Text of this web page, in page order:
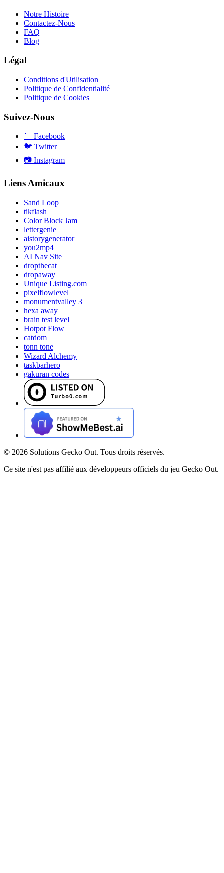
Notre Histoire
Contactez-Nous
FAQ
Blog
Légal
Conditions d'Utilisation
Politique de Confidentialité
Politique de Cookies
Suivez-Nous
📘 Facebook
🐦 Twitter
📷 Instagram
Liens Amicaux
Sand Loop
tikflash
Color Block Jam
lettergenie
aistorygenerator
you2mp4
AI Nav Site
dropthecat
dropaway
Unique Listing.com
pixelflowlevel
monumentvalley 3
hexa away
brain test level
Hotpot Flow
catdom
tonn tone
Wizard Alchemy
taskbarhero
gakuran codes
© 2026 Solutions Gecko Out. Tous droits réservés.
Ce site n'est pas affilié aux développeurs officiels du jeu Gecko Out.